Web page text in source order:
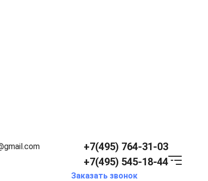
+7(495) 764-31-03
+7(495) 545-18-44
Заказать звонок